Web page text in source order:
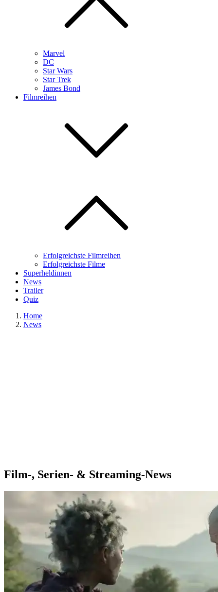
Marvel
DC
Star Wars
Star Trek
James Bond
Filmreihen
Erfolgreichste Filmreihen
Erfolgreichste Filme
Superheldinnen
News
Trailer
Quiz
Home
News
Film-, Serien- & Streaming-News